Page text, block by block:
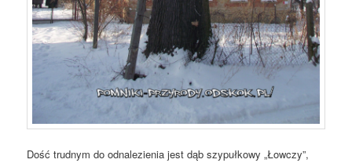
Dość trudnym do odnalezienia jest dąb szypułkowy „Łowczy”,